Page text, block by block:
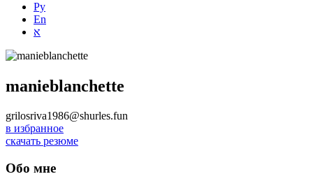
Ру
En
א
manieblanchette
grilosriva1986@shurles.fun
в избранное
скачать резюме
Обо мне